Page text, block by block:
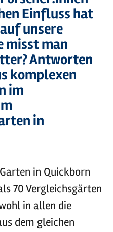
Einfluss hat
unsere
misst man
Antworten
komplexen
im
in
in Quickborn
70 Vergleichsgärten
in allen die
dem gleichen